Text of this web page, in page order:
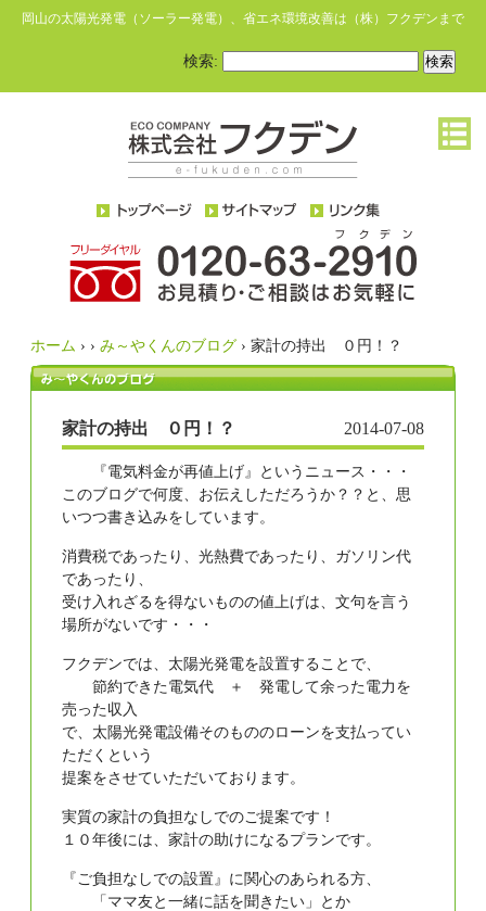
岡山の太陽光発電（ソーラー発電）、省エネ環境改善は（株）フクデンまで
検索:
ホーム › › み～やくんのブログ › 家計の持出 ０円！？
家計の持出 ０円！？ 2014-07-08
『電気料金が再値上げ』というニュース・・・
このブログで何度、お伝えしただろうか？？と、思
いつつ書き込みをしています。
消費税であったり、光熱費であったり、ガソリン代
であったり、
受け入れざるを得ないものの値上げは、文句を言う
場所がないです・・・
フクデンでは、太陽光発電を設置することで、
節約できた電気代 ＋ 発電して余った電力を
売った収入
で、太陽光発電設備そのもののローンを支払ってい
ただくという
提案をさせていただいております。
実質の家計の負担なしでのご提案です！
１０年後には、家計の助けになるプランです。
『ご負担なしでの設置』に関心のあられる方、
「ママ友と一緒に話を聞きたい」とか